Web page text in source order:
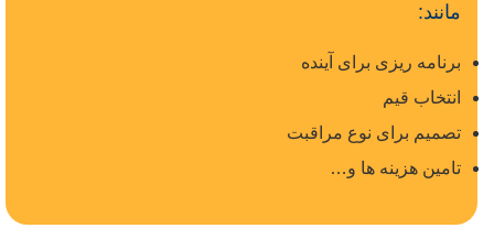
مانند:
برنامه ریزی برای آینده
انتخاب قیم
تصمیم برای نوع مراقبت
تامین هزینه ها و…